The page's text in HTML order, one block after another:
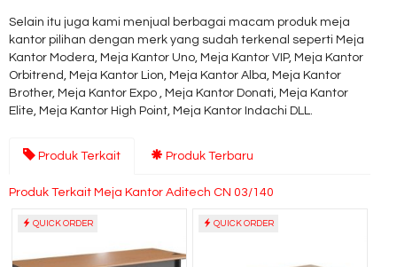
Selain itu juga kami menjual berbagai macam produk meja
kantor pilihan dengan merk yang sudah terkenal seperti Meja
Kantor Modera, Meja Kantor Uno, Meja Kantor VIP, Meja Kantor
Orbitrend, Meja Kantor Lion, Meja Kantor Alba, Meja Kantor
Brother, Meja Kantor Expo , Meja Kantor Donati, Meja Kantor
Elite, Meja Kantor High Point, Meja Kantor Indachi DLL.
Produk Terkait Produk Terbaru
Produk Terkait Meja Kantor Aditech CN 03/140
QUICK ORDER QUICK ORDER